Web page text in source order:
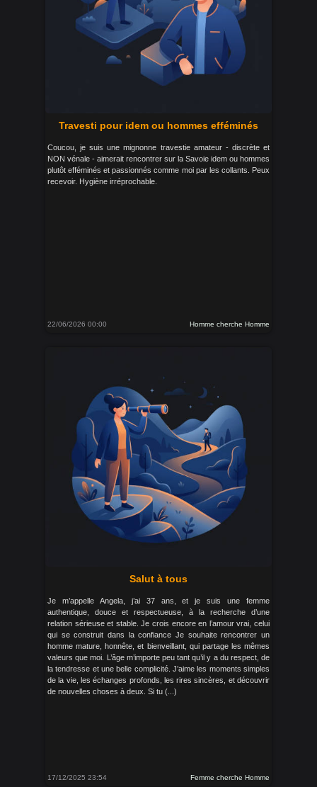
Travesti pour idem ou hommes efféminés
Coucou, je suis une mignonne travestie amateur - discrète et
NON vénale - aimerait rencontrer sur la Savoie idem ou hommes
plutôt efféminés et passionnés comme moi par les collants. Peux
recevoir. Hygiène irréprochable.
22/06/2026 00:00 Homme cherche Homme
Salut à tous
Je m’appelle Angela, j’ai 37 ans, et je suis une femme
authentique, douce et respectueuse, à la recherche d’une
relation sérieuse et stable. Je crois encore en l’amour vrai, celui
qui se construit dans la confiance Je souhaite rencontrer un
homme mature, honnête, et bienveillant, qui partage les mêmes
valeurs que moi. L’âge m’importe peu tant qu’il y a du respect, de
la tendresse et une belle complicité. J’aime les moments simples
de la vie, les échanges profonds, les rires sincères, et découvrir
de nouvelles choses à deux. Si tu (...)
17/12/2025 23:54 Femme cherche Homme